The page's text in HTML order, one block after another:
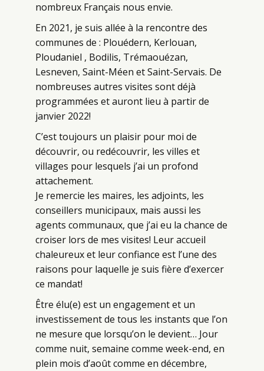
nombreux Français nous envie.
En 2021, je suis allée à la rencontre des
communes de : Plouédern, Kerlouan,
Ploudaniel , Bodilis, Trémaouézan,
Lesneven, Saint-Méen et Saint-Servais. De
nombreuses autres visites sont déjà
programmées et auront lieu à partir de
janvier 2022!
C’est toujours un plaisir pour moi de
découvrir, ou redécouvrir, les villes et
villages pour lesquels j’ai un profond
attachement.
Je remercie les maires, les adjoints, les
conseillers municipaux, mais aussi les
agents communaux, que j’ai eu la chance de
croiser lors de mes visites! Leur accueil
chaleureux et leur confiance est l’une des
raisons pour laquelle je suis fière d’exercer
ce mandat!
Être élu(e) est un engagement et un
investissement de tous les instants que l’on
ne mesure que lorsqu’on le devient… Jour
comme nuit, semaine comme week-end, en
plein mois d’août comme en décembre,